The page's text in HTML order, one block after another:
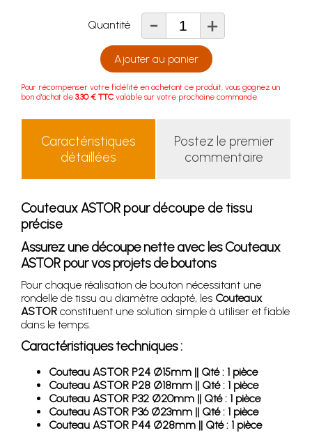
Quantité - +
Ajouter au panier
Pour récompenser votre fidélité en achetant ce produit, vous gagnez un
bon d'achat de 3.30 € TTC valable sur votre prochaine commande.
Caractéristiques
détaillées
Postez le premier
commentaire
Couteaux ASTOR pour découpe de tissu
précise
Assurez une découpe nette avec les Couteaux
ASTOR pour vos projets de boutons
Pour chaque réalisation de bouton nécessitant une
rondelle de tissu au diamètre adapté, les Couteaux
ASTOR constituent une solution simple à utiliser et fiable
dans le temps.
Caractéristiques techniques :
Couteau ASTOR P24 Ø15mm || Qté : 1 pièce
Couteau ASTOR P28 Ø18mm || Qté : 1 pièce
Couteau ASTOR P32 Ø20mm || Qté : 1 pièce
Couteau ASTOR P36 Ø23mm || Qté : 1 pièce
Couteau ASTOR P44 Ø28mm || Qté : 1 pièce